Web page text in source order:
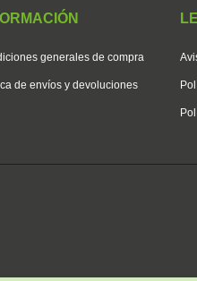
generales de compra
de envíos y devoluciones